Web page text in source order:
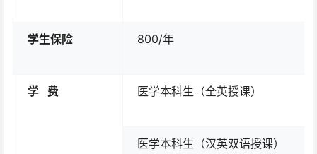
学生保险 800/年
学 费 医学本科生（全英授课）
医学本科生（汉英双语授课）